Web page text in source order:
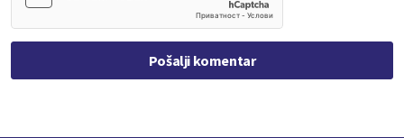
Pošalji komentar